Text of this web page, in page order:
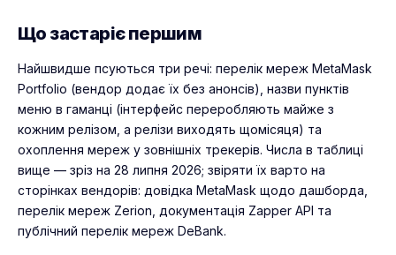
Що застаріє першим
Найшвидше псуються три речі: перелік мереж MetaMask
Portfolio (вендор додає їх без анонсів), назви пунктів
меню в гаманці (інтерфейс переробляють майже з
кожним релізом, а релізи виходять щомісяця) та
охоплення мереж у зовнішніх трекерів. Числа в таблиці
вище — зріз на 28 липня 2026; звіряти їх варто на
сторінках вендорів: довідка MetaMask щодо дашборда,
перелік мереж Zerion, документація Zapper API та
публічний перелік мереж DeBank.